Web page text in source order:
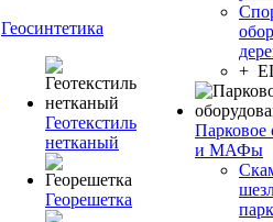
Геосинтетика
Геотекстиль
нетканый
Георешетка
+
Парковое
и МАФы